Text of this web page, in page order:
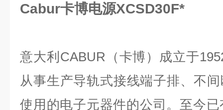
Cabur卡博电源XCSD30F*
意大利CABUR（卡博）成立于
从事生产导轨式接线端子排、不
使用的电子元器件的公司。至今